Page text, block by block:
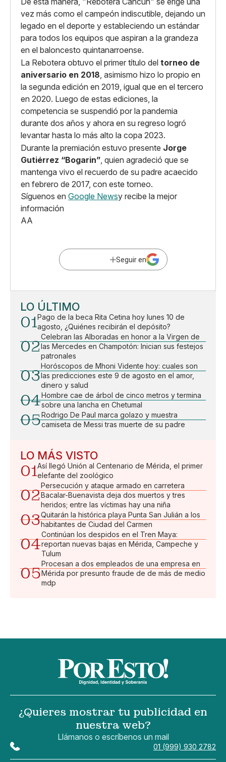
vez más como el campeón indiscutible, dejando un
legado en el deporte y estableciendo un estándar
para todos los equipos que aspiran a la grandeza
en el baloncesto quintanarroense.
La Rebotera obtuvo el primer título del torneo de
aniversario en 2018, asimismo hizo lo propio en
la segunda edición en 2019, igual que en el tercero
en 2020. Luego de estas ediciones, la
competencia se suspendió por la pandemia
durante dos años y ahora en su regreso logró
levantar hasta lo más alto la copa 2023.
Durante la premiación estuvo presente Jorge
Gutiérrez “Bogarin”, quien agradeció que se
mantenga vivo el recuerdo de su padre acaecido
en febrero de 2017, con este torneo.
Síguenos en Google Newsy recibe la mejor
información
AA
Seguir en
LO ÚLTIMO
01Pago de la beca Rita Cetina hoy lunes 10 de
agosto, ¿Quiénes recibirán el depósito?
02
Celebran las Alboradas en honor a la Virgen de
las Mercedes en Champotón: Inician sus festejos
patronales
03
Horóscopos de Mhoni Vidente hoy: cuales son
las predicciones este 9 de agosto en el amor,
dinero y salud
04Hombre cae de árbol de cinco metros y termina
sobre una lancha en Chetumal
05Rodrigo De Paul marca golazo y muestra
camiseta de Messi tras muerte de su padre
LO MÁS VISTO
01Así llegó Unión al Centenario de Mérida, el primer
elefante del zoológico
02
Persecución y ataque armado en carretera
Bacalar-Buenavista deja dos muertos y tres
heridos; entre las víctimas hay una niña
03Quitarán la histórica playa Punta San Julián a los
habitantes de Ciudad del Carmen
04
Continúan los despidos en el Tren Maya:
reportan nuevas bajas en Mérida, Campeche y
Tulum
05
Procesan a dos empleados de una empresa en
Mérida por presunto fraude de de más de medio
mdp
¿Quieres mostrar tu publicidad en
nuestra web?
Llámanos o escríbenos un mail
01 (999) 930 2782